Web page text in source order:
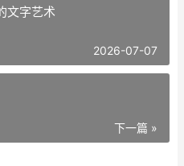
文字艺术
2026-07-07
下一篇 »